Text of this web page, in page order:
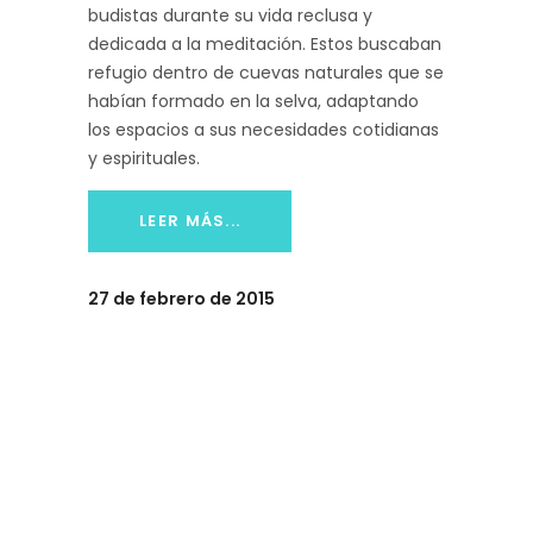
budistas durante su vida reclusa y
dedicada a la meditación. Estos buscaban
refugio dentro de cuevas naturales que se
habían formado en la selva, adaptando
los espacios a sus necesidades cotidianas
y espirituales.
LEER MÁS...
27 de febrero de 2015